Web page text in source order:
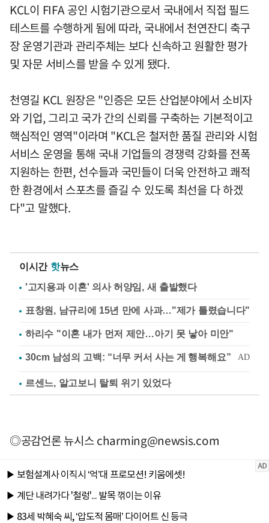
KCL이 FIFA 공인 시험기관으로서 국내에서 직접 필드
테스트를 수행하게 됨에 따라, 국내에서 천연잔디 축구
장 운영기관과 관리주체는 보다 신속하고 원활한 평가
및 자문 서비스를 받을 수 있게 됐다.
천영길 KCL 원장은 "인증은 모든 산업분야에서 소비자
와 기업, 그리고 국가 간의 신뢰를 구축하는 기본적이고
핵심적인 영역"이라며 "KCL은 철저한 품질 관리와 시험
서비스 운영을 통해 국내 기업들의 경쟁력 강화를 전폭
지원하는 한편, 선수들과 국민들이 더욱 안전하고 쾌적
한 환경에서 스포츠를 즐길 수 있도록 최선을 다 하겠
다"고 말했다.
이시간 핫뉴스
'고지용과 이혼' 의사 허양임, 새 출발했다
표창원, 남규리에 15년 만에 사과…"제가 틀렸습니다"
하리수 "이혼 내가 먼저 제안…아기 못 낳아 미안"
르센느, 알고보니 탈퇴 위기 있었다
◎공감언론 뉴시스charming@newsis.com